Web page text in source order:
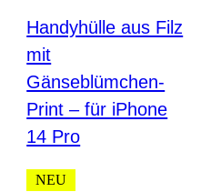
Handyhülle aus Filz
mit
Gänseblümchen-
Print – für iPhone
14 Pro
NEU